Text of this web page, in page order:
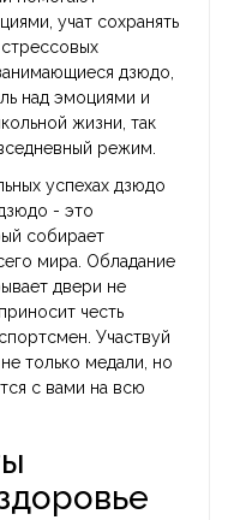
учат сохранять
дзюдо,
над эмоциями и
жизни, так
режим.
успехах дзюдо
- это
собирает
мира. Обладание
двери не
честь
Участвуй
только медали, но
с вами на всю